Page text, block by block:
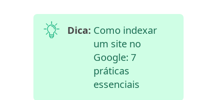
Dica: Como indexar
um site no
Google: 7
práticas
essenciais